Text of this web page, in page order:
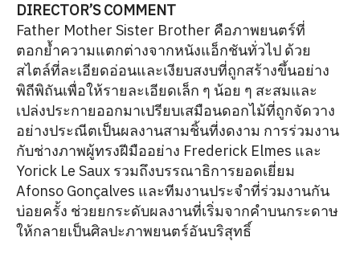
DIRECTOR’S COMMENT
Father Mother Sister Brother คือภาพยนตร์ที่
ตอกย้ำความแตกต่างจากหนังแอ็กชันทั่วไป ด้วย
สไตล์ที่ละเอียดอ่อนและเงียบสงบที่ถูกสร้างขึ้นอย่าง
พิถีพิถันเพื่อให้รายละเอียดเล็ก ๆ น้อย ๆ สะสมและ
เปล่งประกายออกมาเปรียบเสมือนดอกไม้ที่ถูกจัดวาง
อย่างประณีตเป็นผลงานสามชิ้นที่งดงาม การร่วมงาน
กับช่างภาพผู้ทรงฝีมืออย่าง Frederick Elmes และ
Yorick Le Saux รวมถึงบรรณาธิการยอดเยี่ยม
Afonso Gonçalves และทีมงานประจำที่ร่วมงานกัน
บ่อยครั้ง ช่วยยกระดับผลงานที่เริ่มจากคำบนกระดาษ
ให้กลายเป็นศิลปะภาพยนตร์อันบริสุทธิ์